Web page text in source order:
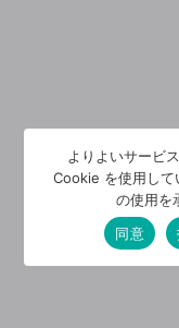
よりよいサービ
Cookie を使用して
の使用を
同意